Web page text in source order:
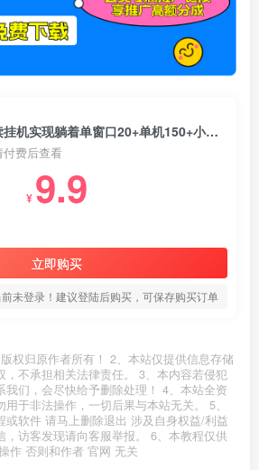
（9994期）微信阅读挂机实现躺着单窗口20+单机150+小白可以轻松上手
付费后查看
¥ 9.9
立即购买
未登录！建议登陆后购买，可保存购买订单
权归原作者所有！ 2、本站仅提供信息存储
，不承担相关法律责任。 3、本内容若侵犯
我们，会尽快给予删除处理！ 4、本站全资
于非法操作，一切后果与本站无关。 5、
或软件 请马上删除退出 涉及自身权益/利益
，访客发现请向客服举报。 6、本教程仅供
作 否则和作者 官网 无关